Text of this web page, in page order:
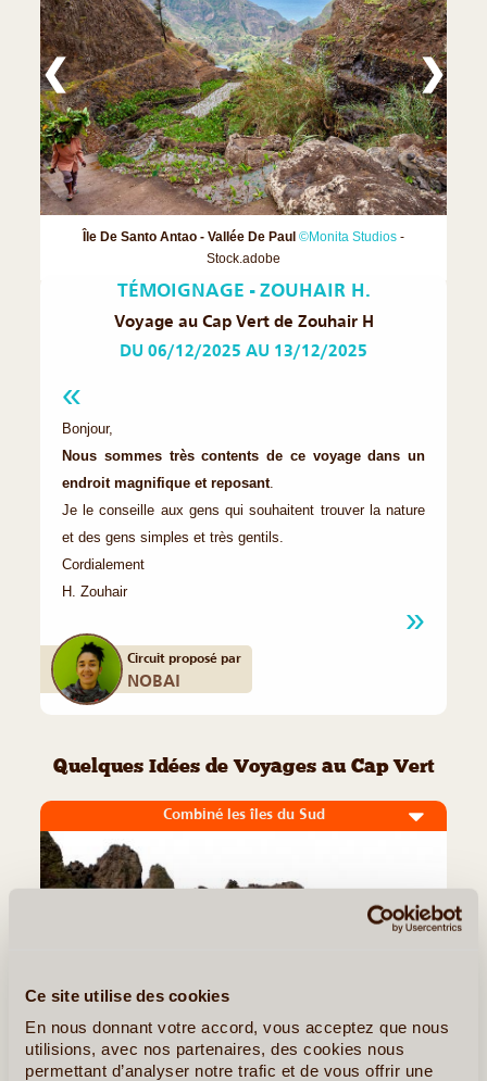
Ce site utilise des cookies
En nous donnant votre accord, vous acceptez que nous
utilisions, avec nos partenaires, des cookies nous
permettant d’analyser notre trafic et de vous offrir une
Île De Santo Antao - Vallée De Paul ©Monita Studios -
Stock.adobe
❮ ❯
TÉMOIGNAGE - ZOUHAIR H.
Voyage au Cap Vert de Zouhair H
DU 06/12/2025 AU 13/12/2025
Bonjour,
Nous sommes très contents de ce voyage dans un
endroit magnifique et reposant.
Je le conseille aux gens qui souhaitent trouver la nature
et des gens simples et très gentils.
Cordialement
H. Zouhair
Circuit proposé par
NOBAI
Quelques Idées de Voyages au Cap Vert
Combiné les îles du Sud